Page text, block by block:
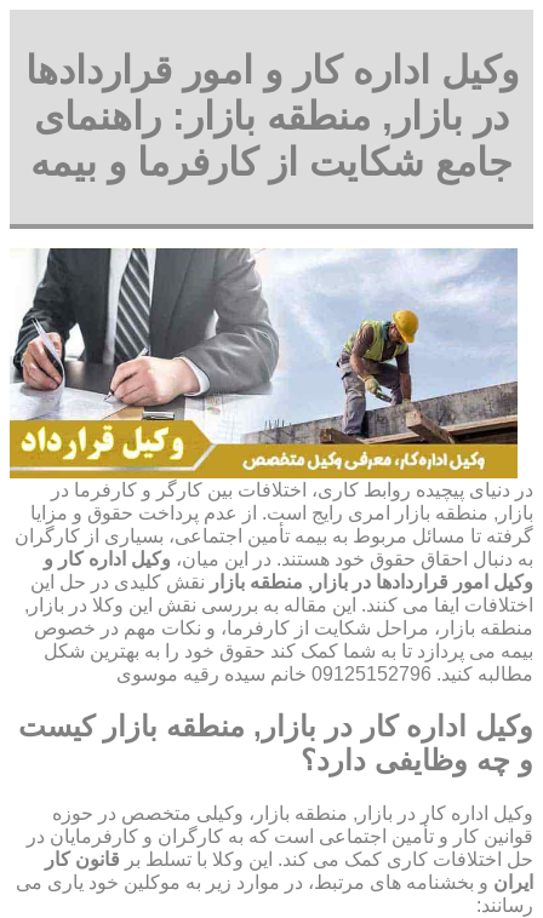
وکیل اداره کار و امور قراردادها
در بازار, منطقه بازار: راهنمای
جامع شکایت از کارفرما و بیمه
در دنیای پیچیده روابط کاری، اختلافات بین کارگر و کارفرما در
بازار, منطقه بازار امری رایج است. از عدم پرداخت حقوق و مزایا
گرفته تا مسائل مربوط به بیمه تأمین اجتماعی، بسیاری از کارگران
به دنبال احقاق حقوق خود هستند. در این میان، وکیل اداره کار و
وکیل امور قراردادها در بازار, منطقه بازار نقش کلیدی در حل این
اختلافات ایفا می کنند. این مقاله به بررسی نقش این وکلا در بازار,
منطقه بازار، مراحل شکایت از کارفرما، و نکات مهم در خصوص
بیمه می پردازد تا به شما کمک کند حقوق خود را به بهترین شکل
مطالبه کنید. 09125152796 خانم سیده رقیه موسوی
وکیل اداره کار در بازار, منطقه بازار کیست
و چه وظایفی دارد؟
وکیل اداره کار در بازار, منطقه بازار، وکیلی متخصص در حوزه
قوانین کار و تأمین اجتماعی است که به کارگران و کارفرمایان در
حل اختلافات کاری کمک می کند. این وکلا با تسلط بر قانون کار
ایران و بخشنامه های مرتبط، در موارد زیر به موکلین خود یاری می
رسانند: